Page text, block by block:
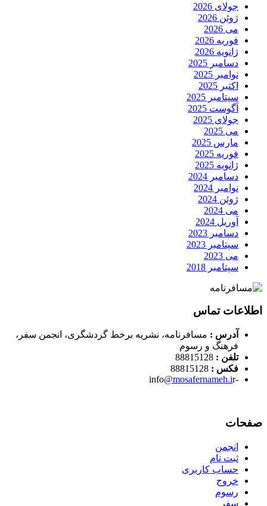
جولای 2026
ژوئن 2026
می 2026
فوریه 2026
ژانویه 2026
دسامبر 2025
نوامبر 2025
اکتبر 2025
سپتامبر 2025
آگوست 2025
جولای 2025
می 2025
مارس 2025
فوریه 2025
ژانویه 2025
دسامبر 2024
نوامبر 2024
ژوئن 2024
می 2024
آوریل 2024
دسامبر 2023
سپتامبر 2023
می 2023
سپتامبر 2018
اطلاعات تماس
آدرس : مسافرنامه، نشریه برخط گردشگری، انجمن سفر،
فرهنگ و رسوم
تلفن :
فکس :
-info
@mosafernameh.ir
صفحات
انجمن
ثبت نام
حساب کاربری
خروج
رسوم
سفر